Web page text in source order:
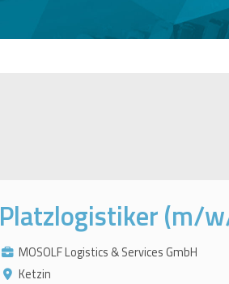
Platzlogistiker (m/
MOSOLF Logistics & Services GmbH
Ketzin